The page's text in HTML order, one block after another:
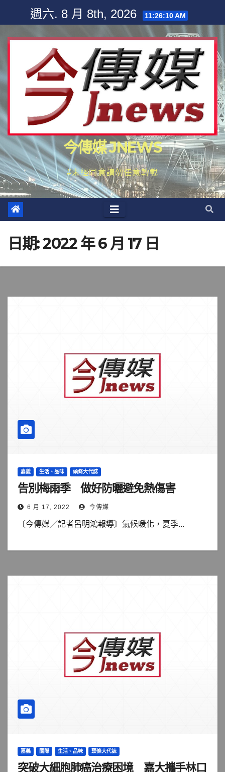
content
週六. 8 月 8th, 2026 11:26:11 AM
今傳媒 JNEWS
#未經同意請勿任意轉載
日期:2022 年 6 月 17 日
嘉義 生活、品味 頭條大代誌
告別梅雨季 做好防曬避免熱傷害
6 月 17, 2022 今傳媒
〔今傳媒／記者呂明鴻報導〕氣候暖化，夏季...
嘉義 國際 生活、品味 頭條大代誌
突破大細胞肺癌治療困境 嘉大攜手林口